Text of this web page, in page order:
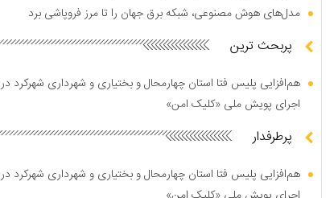
مدل‌های هوش مصنوعی، شبکه برق جهان را تا مرز فروپاشی برد
پربحث ترین
هم‌افزایی پلیس فتا استان چهارمحال و بختیاری و شهرداری شهرکرد در
اجرای پویش ملی «کلیک امن»
پرطرفدار
هم‌افزایی پلیس فتا استان چهارمحال و بختیاری و شهرداری شهرکرد در